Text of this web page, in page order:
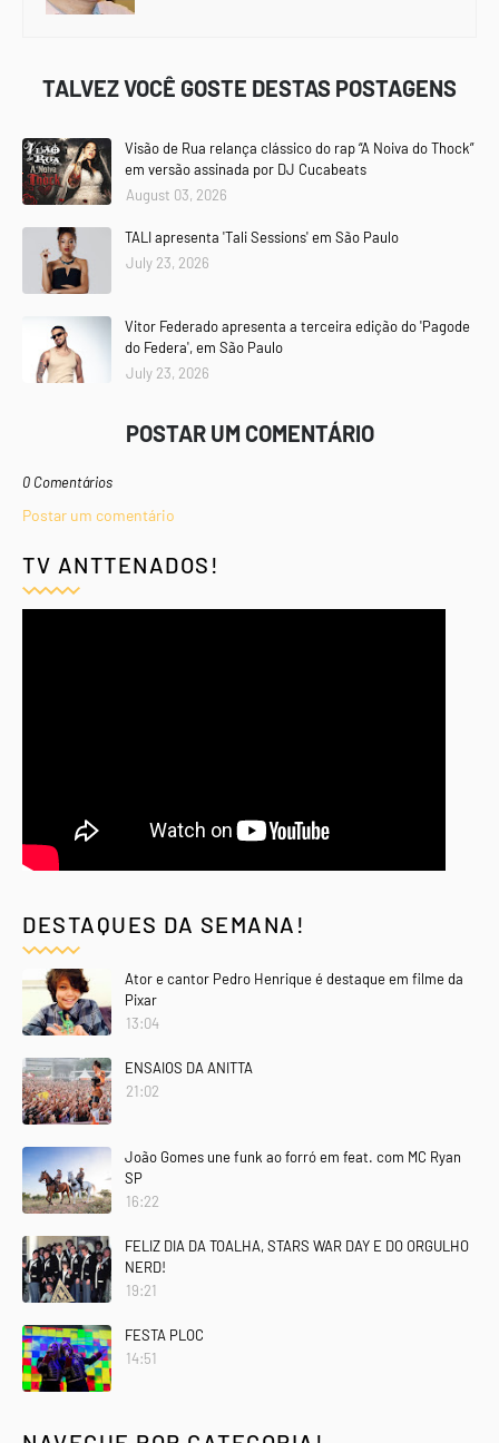
TALVEZ VOCÊ GOSTE DESTAS POSTAGENS
Visão de Rua relança clássico do rap “A Noiva do Thock”
em versão assinada por DJ Cucabeats
August 03, 2026
TALI apresenta 'Tali Sessions' em São Paulo
July 23, 2026
Vitor Federado apresenta a terceira edição do 'Pagode
do Federa', em São Paulo
July 23, 2026
POSTAR UM COMENTÁRIO
0 Comentários
Postar um comentário
TV ANTTENADOS!
DESTAQUES DA SEMANA!
Ator e cantor Pedro Henrique é destaque em filme da
Pixar
13:04
ENSAIOS DA ANITTA
21:02
João Gomes une funk ao forró em feat. com MC Ryan
SP
16:22
FELIZ DIA DA TOALHA, STARS WAR DAY E DO ORGULHO
NERD!
19:21
FESTA PLOC
14:51